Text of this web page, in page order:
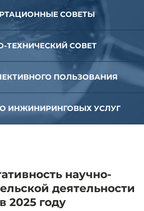
СОВЕТЫ
ТЕХНИЧЕСКИЙ СОВЕТ
ПОЛЬЗОВАНИЯ
ИНЖИНИРИНГОВЫХ УСЛУГ
научно-
деятельности
в 2025 году